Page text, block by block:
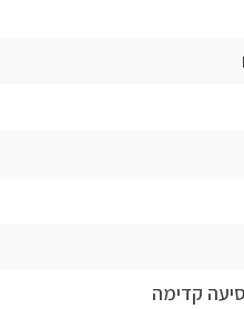
קדימה